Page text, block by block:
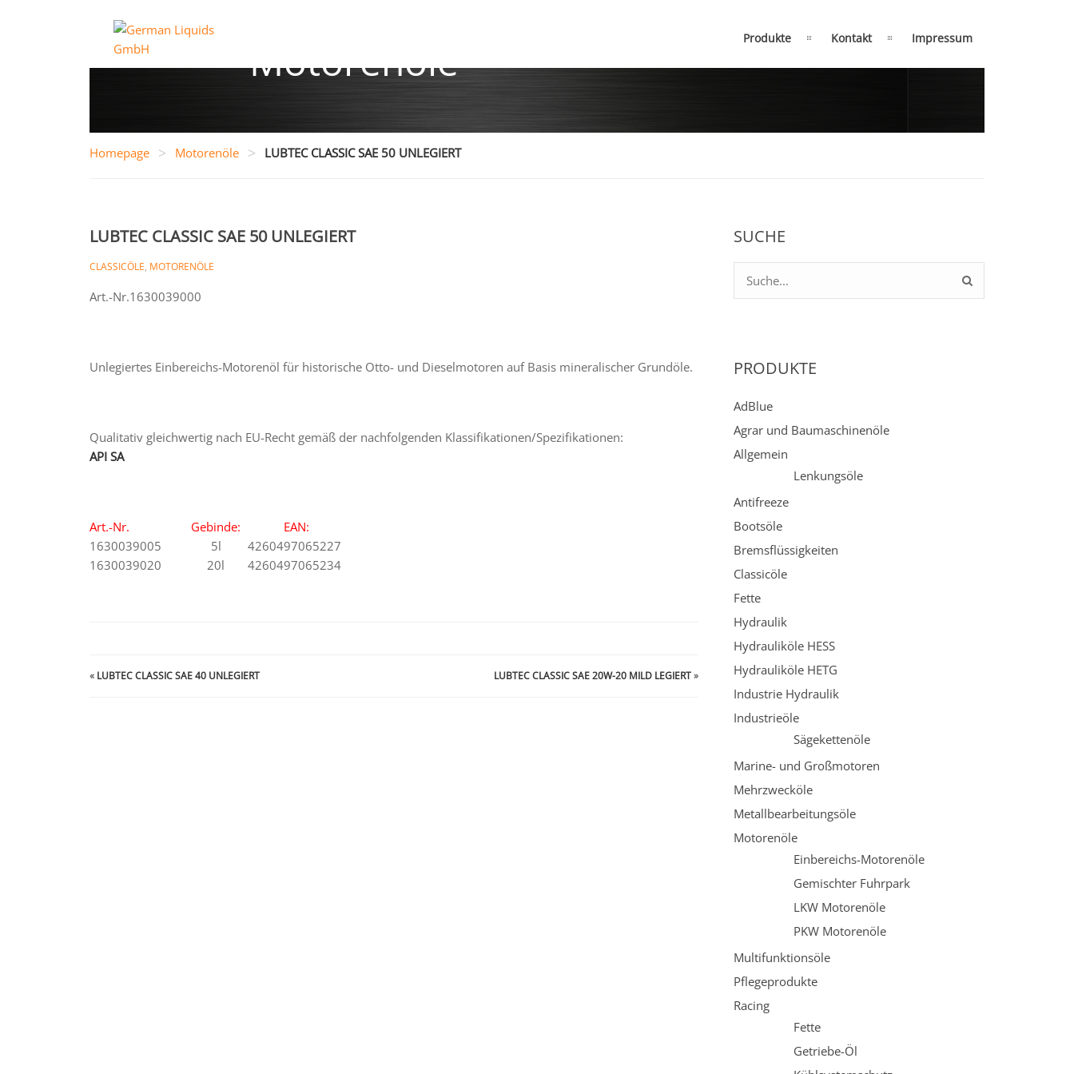
Produkte Kontakt Impressum
Motorenöle
Homepage > Motorenöle > LUBTEC CLASSIC SAE 50 UNLEGIERT
LUBTEC CLASSIC SAE 50 UNLEGIERT
CLASSICÖLE, MOTORENÖLE
Art.-Nr.1630039000
Unlegiertes Einbereichs-Motorenöl für historische Otto- und Dieselmotoren auf Basis mineralischer Grundöle.
Qualitativ gleichwertig nach EU-Recht gemäß der nachfolgenden Klassifikationen/Spezifikationen:
API SA
Art.-Nr. Gebinde:
EAN:
1630039005
5l
4260497065227
1630039020
20l 4260497065234
« LUBTEC CLASSIC SAE 40 UNLEGIERT LUBTEC CLASSIC SAE 20W-20 MILD LEGIERT»
SUCHE
PRODUKTE
AdBlue
Agrar und Baumaschinenöle
Allgemein
Lenkungsöle
Antifreeze
Bootsöle
Bremsflüssigkeiten
Classicöle
Fette
Hydraulik
Hydrauliköle HESS
Hydrauliköle HETG
Industrie Hydraulik
Industrieöle
Sägekettenöle
Marine- und Großmotoren
Mehrzwecköle
Metallbearbeitungsöle
Motorenöle
Einbereichs-Motorenöle
Gemischter Fuhrpark
LKW Motorenöle
PKW Motorenöle
Multifunktionsöle
Pflegeprodukte
Racing
Fette
Getriebe-Öl